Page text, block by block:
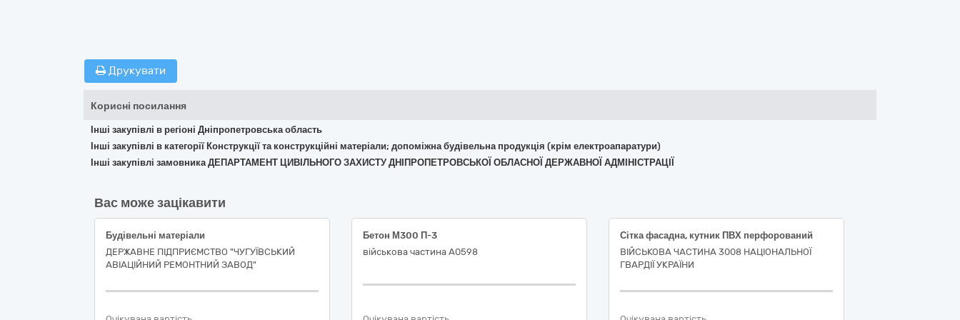
Друкувати
Корисні посилання
Інші закупівлі в регіоні Дніпропетровська область
Інші закупівлі в категорії Конструкції та конструкційні матеріали; допоміжна будівельна продукція (крім електроапаратури)
Інші закупівлі замовника ДЕПАРТАМЕНТ ЦИВІЛЬНОГО ЗАХИСТУ ДНІПРОПЕТРОВСЬКОЇ ОБЛАСНОЇ ДЕРЖАВНОЇ АДМІНІСТРАЦІЇ
Вас може зацікавити
Будівельні матеріали
ДЕРЖАВНЕ ПІДПРИЄМСТВО "ЧУГУЇВСЬКИЙ
АВІАЦІЙНИЙ РЕМОНТНИЙ ЗАВОД"
Бетон М300 П-3
військова частина А0598
Сітка фасадна, кутник ПВХ перфорований
ВІЙСЬКОВА ЧАСТИНА 3008 НАЦІОНАЛЬНОЇ
ГВАРДІЇ УКРАЇНИ